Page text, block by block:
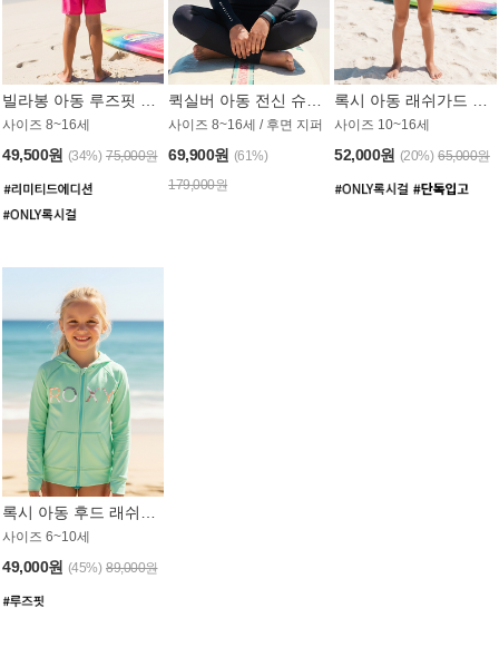
사이즈 8~16세
49,500원 (34%) 75,000원
사이즈 8~16세 / 후면 지퍼
69,900원 (61%)
179,000원
사이즈 10~16세
52,000원 (20%) 65,000원
록시 아동 후드 래쉬가드 GT764MRX
사이즈 6~10세
49,000원 (45%) 89,000원